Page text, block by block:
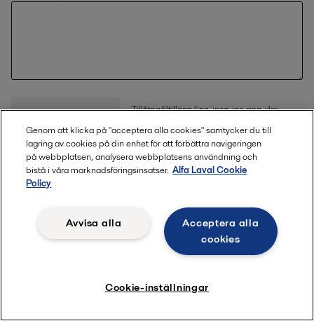
fil
Tillåtna filtillägg (jpg, jpeg, jpe, png, xlsx,
lika med 20 MB
Fyll i dina uppgifter
Genom att klicka på "acceptera alla cookies" samtycker du till
lagring av cookies på din enhet för att förbättra navigeringen
på webbplatsen, analysera webbplatsens användning och
bistå i våra marknadsföringsinsatser. Alfa Laval Cookie
Policy
Acceptera alla
cookies
Avvisa alla
Cookie-inställningar